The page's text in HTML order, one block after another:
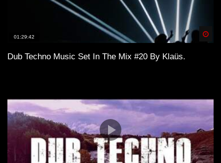
01:29:42
Dub Techno Music Set In The Mix #20 By Klaüs.